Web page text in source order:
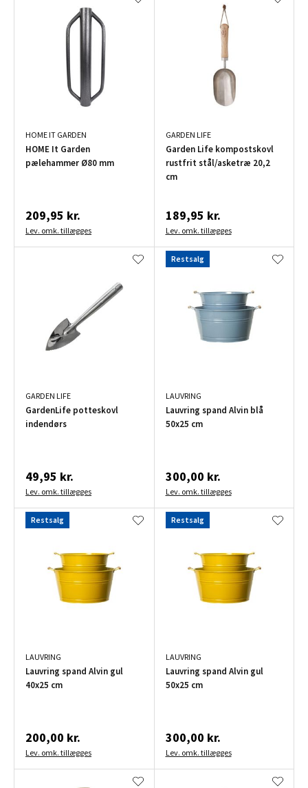
HOME IT GARDEN
HOME It Garden
pælehammer Ø80 mm
209,95 kr.
Lev. omk. tillægges
GARDEN LIFE
Garden Life kompostskovl
rustfrit stål/asketræ 20,2
cm
189,95 kr.
Lev. omk. tillægges
GARDEN LIFE
GardenLife potteskovl
indendørs
49,95 kr.
Lev. omk. tillægges
Restsalg
LAUVRING
Lauvring spand Alvin blå
50x25 cm
300,00 kr.
Lev. omk. tillægges
Restsalg
LAUVRING
Lauvring spand Alvin gul
40x25 cm
200,00 kr.
Lev. omk. tillægges
Restsalg
LAUVRING
Lauvring spand Alvin gul
50x25 cm
300,00 kr.
Lev. omk. tillægges